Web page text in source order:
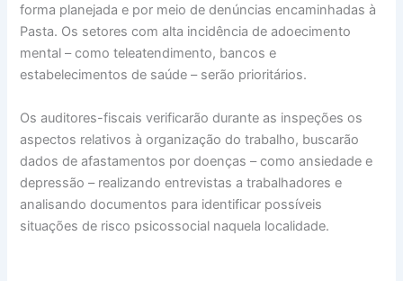
forma planejada e por meio de denúncias encaminhadas à
Pasta. Os setores com alta incidência de adoecimento
mental – como teleatendimento, bancos e
estabelecimentos de saúde – serão prioritários.
Os auditores-fiscais verificarão durante as inspeções os
aspectos relativos à organização do trabalho, buscarão
dados de afastamentos por doenças – como ansiedade e
depressão – realizando entrevistas a trabalhadores e
analisando documentos para identificar possíveis
situações de risco psicossocial naquela localidade.